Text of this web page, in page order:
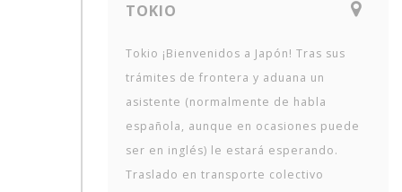
TOKIO
Tokio ¡Bienvenidos a Japón! Tras sus
trámites de frontera y aduana un
asistente (normalmente de habla
española, aunque en ocasiones puede
ser en inglés) le estará esperando.
Traslado en transporte colectivo